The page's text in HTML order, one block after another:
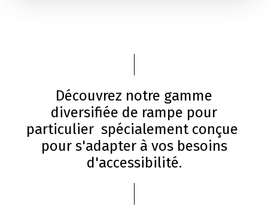
Découvrez notre gamme
diversifiée de rampe pour
particulier spécialement conçue
pour s'adapter à vos besoins
d'accessibilité.